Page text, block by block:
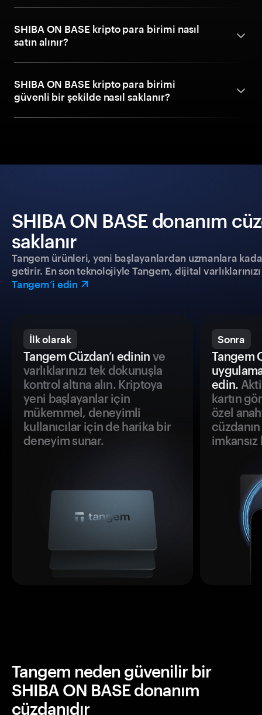
SHIBA ON BASE kripto para birimi nasıl
satın alınır?
SHIBA ON BASE kripto para birimi
güvenli bir şekilde nasıl saklanır?
SHIBA ON BASE donanım
saklanır
Tangem ürünleri, yeni başlayanlardan uzmanlara
getirir. En son teknolojiyle Tangem, dijital
Tangem’i edin
İlk olarak
Tangem Cüzdan’ı edinin ve
varlıklarınızı tek dokunuşla
kontrol altına alın. Kriptoya
yeni başlayanlar için
mükemmel, deneyimli
kullanıcılar için de harika bir
deneyim sunar.
Sonra
Tangem
edin.
kartın
özel
Tangem neden güvenilir bir
SHIBA ON BASE donanım
cüzdanıdır